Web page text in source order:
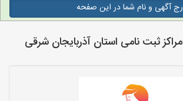
آگهی و نام شما در این صفحه
ثبت نامی استان آذربایجان شرقی